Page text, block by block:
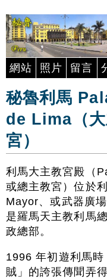
網站 照片 留言
秘魯利馬
de Lima（大
宮）
利馬大主教宮殿（
或總主教宮）位於
Mayor、或武器廣
是羅馬天主教利馬
政總部。
1996 年初遊利馬
賊」的誇張傳聞弄